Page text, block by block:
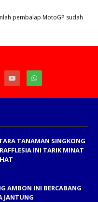
pembalap MotoGP sudah
TANAMAN SINGKONG
INI TARIK MINAT
AMBON INI BERCABANG
JANTUNG